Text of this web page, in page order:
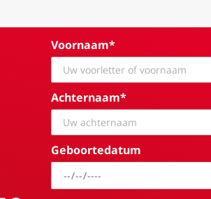
Voornaam*
Achternaam*
Geboortedatum